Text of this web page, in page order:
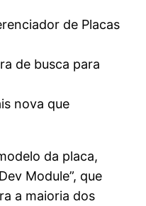
de Placas
de busca para
nova que
da placa,
Module”, que
a maioria dos